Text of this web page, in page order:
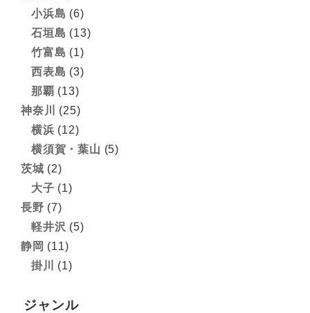
小浜島 (6)
石垣島 (13)
竹富島 (1)
西表島 (3)
那覇 (13)
神奈川
(25)
横浜 (12)
横須賀・葉山 (5)
茨城 (2)
大子 (1)
長野 (7)
軽井沢 (5)
静岡 (11)
掛川
(1)
ジャンル